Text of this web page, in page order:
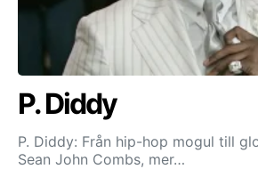
P. Diddy
P. Diddy: Från hip-hop mogul till
Sean John Combs, mer…